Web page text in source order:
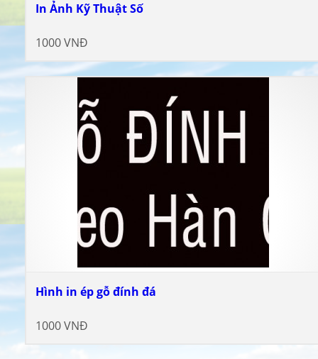
In Ảnh Kỹ Thuật Số
1000 VNĐ
Hình in ép gỗ đính đá
1000 VNĐ